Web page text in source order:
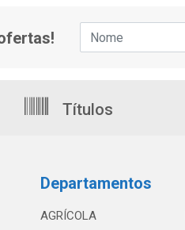
Títulos
Departamentos
AGRÍCOLA